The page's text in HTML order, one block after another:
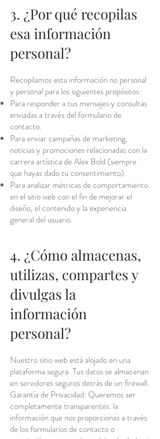
3. ¿Por qué recopilas
esa información
personal?
Recopilamos esta información no personal
y personal para los siguientes propósitos:
Para responder a tus mensajes y consultas
enviadas a través del formulario de
contacto.
Para enviar campañas de marketing,
noticias y promociones relacionadas con la
carrera artística de Alex Bold (siempre
que hayas dado tu consentimiento).
Para analizar métricas de comportamiento
en el sitio web con el fin de mejorar el
diseño, el contenido y la experiencia
general del usuario.
4. ¿Cómo almacenas,
utilizas, compartes y
divulgas la
información
personal?
Nuestro sitio web está alojado en una
plataforma segura. Tus datos se almacenan
en servidores seguros detrás de un firewall.
Garantía de Privacidad: Queremos ser
completamente transparentes: la
información que nos proporcionas a través
de los formularios de contacto o